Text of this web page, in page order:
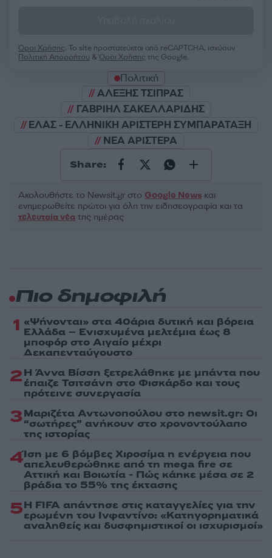
Όροι Χρήσης. Το site προστατεύεται από reCAPTCHA, ισχύουν
Πολιτική Απορρήτου &Όροι Χρήσης της Google.
Πολιτική
ΑΛΕΞΗΣ ΤΣΙΠΡΑΣ
ΓΑΒΡΙΗΛ ΣΑΚΕΛΛΑΡΙΔΗΣ
ΕΛΑΣ - ΕΛΛΗΝΙΚΗ ΑΡΙΣΤΕΡΗ ΣΥΜΠΑΡΑΤΑΞΗ
ΝΕΑ ΑΡΙΣΤΕΡΑ
Share:
Ακολουθήστε το Νewsit.gr στο Google News και
ενημερωθείτε πρώτοι για όλη την ειδησεογραφία και τα
τελευταία νέα της ημέρας
Πιο δημοφιλή
1 «Ψήνονται» στα 40άρια δυτική και βόρεια
Ελλάδα – Ενισχυμένα μελτέμια έως 8
μποφόρ στο Αιγαίο μέχρι
Δεκαπενταύγουστο
2Η Άννα Βίσση ξετρελάθηκε με μπάντα που
έπαιζε Τσιτσάνη στο Φισκάρδο και τους
πρότεινε συνεργασία
3Μαριζέτα Αντωνοπούλου στο newsit.gr: Οι
“σωτήρες” ανήκουν στο χρονοντούλαπο
της ιστορίας
4Ίση με 6 βόμβες Χιροσίμα η ενέργεια που
απελευθερώθηκε από τη mega fire σε
Αττική και Βοιωτία - Πώς κάηκε μέσα σε 2
βράδια το 55% της έκτασης
5Η FIFA απάντησε στις καταγγελίες για την
ερωμένη του Ινφαντίνο: «Κατηγορηματικά
αναληθείς και δυσφημιστικοί οι ισχυρισμοί»